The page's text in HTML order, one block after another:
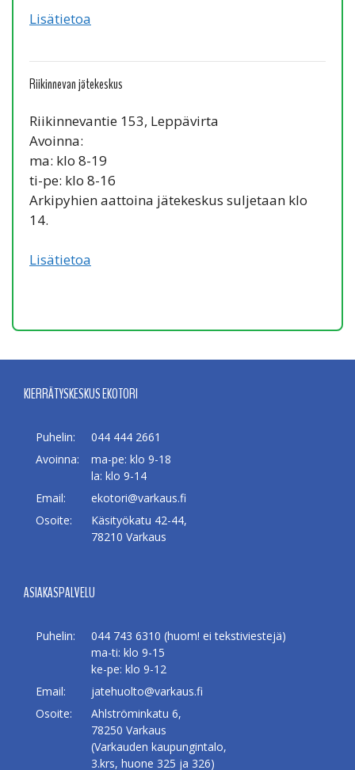
Lisätietoa
Riikinnevan jätekeskus
Riikinnevantie 153, Leppävirta
Avoinna:
ma: klo 8-19
ti-pe: klo 8-16
Arkipyhien aattoina jätekeskus suljetaan klo
14.
Lisätietoa
KIERRÄTYSKESKUS EKOTORI
Puhelin:
044 444 2661
Avoinna:
ma-pe: klo 9-18
la: klo 9-14
Email:
ekotori@varkaus.fi
Osoite:
Käsityökatu 42-44,
78210 Varkaus
ASIAKASPALVELU
Puhelin:
044 743 6310 (huom! ei tekstiviestejä)
ma-ti: klo 9-15
ke-pe: klo 9-12
Email:
jatehuolto@varkaus.fi
Osoite:
Ahlströminkatu 6,
78250 Varkaus
(Varkauden kaupungintalo,
3.krs, huone 325 ja 326)